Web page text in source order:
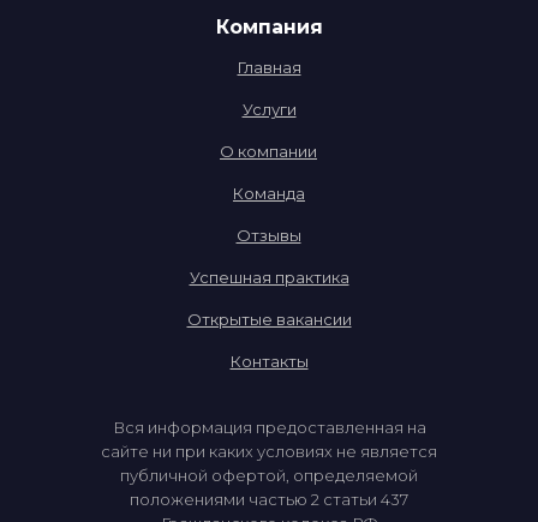
Компания
Главная
Услуги
О компании
Команда
Отзывы
Успешная практика
Открытые вакансии
Контакты
Вся информация предоставленная на
сайте ни при каких условиях не является
публичной офертой, определяемой
положениями частью 2 статьи 437